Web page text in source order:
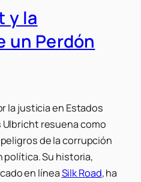
y la
un Perdón
la justicia en Estados
Ulbricht resuena como
de la corrupción
política. Su historia,
en líneaSilk Road, ha